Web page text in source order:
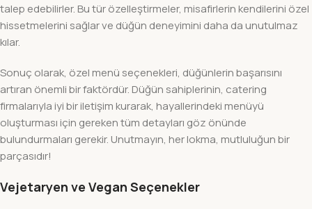
talep edebilirler. Bu tür özelleştirmeler, misafirlerin kendilerini özel
hissetmelerini sağlar ve düğün deneyimini daha da unutulmaz
kılar.
Sonuç olarak, özel menü seçenekleri, düğünlerin başarısını
artıran önemli bir faktördür. Düğün sahiplerinin, catering
firmalarıyla iyi bir iletişim kurarak, hayallerindeki menüyü
oluşturması için gereken tüm detayları göz önünde
bulundurmaları gerekir. Unutmayın, her lokma, mutluluğun bir
parçasıdır!
Vejetaryen ve Vegan Seçenekler